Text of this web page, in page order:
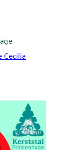
Cecilia